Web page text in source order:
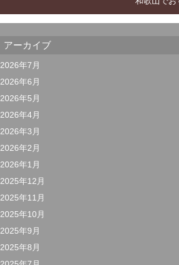
アーカイブ
2026年7月
2026年6月
2026年5月
2026年4月
2026年3月
2026年2月
2026年1月
2025年12月
2025年11月
2025年10月
2025年9月
2025年8月